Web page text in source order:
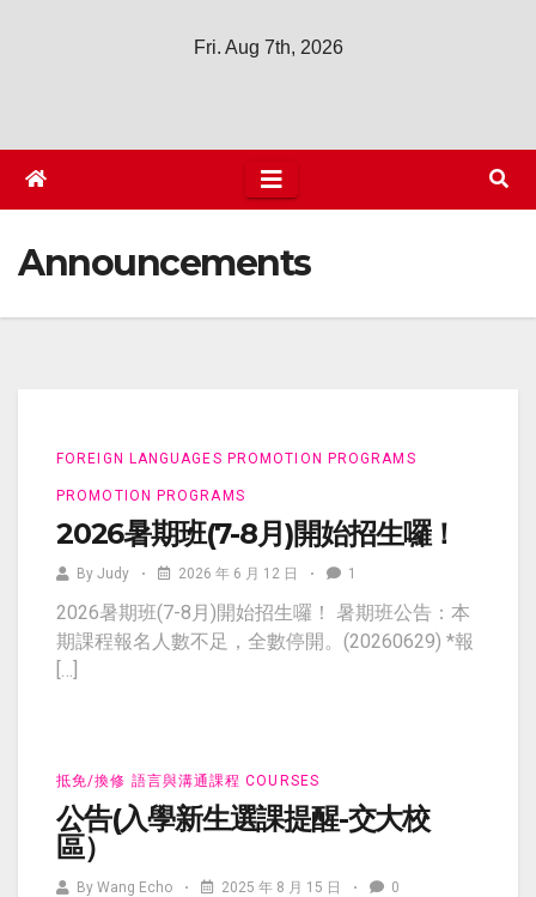
Fri. Aug 7th, 2026
Announcements
FOREIGN LANGUAGES PROMOTION PROGRAMS
PROMOTION PROGRAMS
2026暑期班(7-8月)開始招生囉！
By Judy 2026 年 6 月 12 日 1
2026暑期班(7-8月)開始招生囉！ 暑期班公告：本
期課程報名人數不足，全數停開。(20260629) *報
[…]
抵免/換修 語言與溝通課程 COURSES
公告(入學新生選課提醒-交大校
區）
By Wang Echo 2025 年 8 月 15 日 0